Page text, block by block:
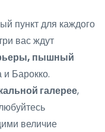
пункт для каждого
вас ждут
пышный
Барокко.
галерее,
величие